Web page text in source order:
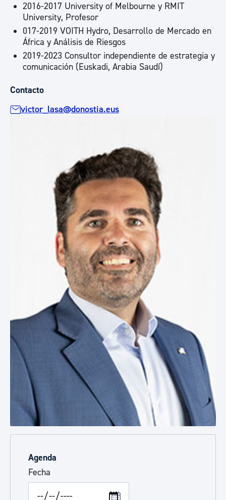
2016-2017 University of Melbourne y RMIT
University, Profesor
017-2019 VOITH Hydro, Desarrollo de Mercado en
África y Análisis de Riesgos
2019-2023 Consultor independiente de estrategia y
comunicación (Euskadi, Arabia Saudí)
Contacto
victor_lasa@donostia.eus
Agenda
Fecha